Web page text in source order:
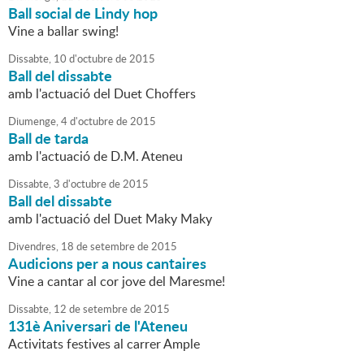
Ball social de Lindy hop
Vine a ballar swing!
Dissabte, 10 d'octubrede2015
Ball del dissabte
amb l'actuació del Duet Choffers
Diumenge,4d'octubrede2015
Ball de tarda
amb l'actuació de D.M. Ateneu
Dissabte,3 d'octubrede2015
Ball del dissabte
amb l'actuació del Duet Maky Maky
Divendres, 18 desetembrede2015
Audicions per a nous cantaires
Vine a cantar al cor jove del Maresme!
Dissabte, 12 desetembrede2015
131è Aniversari de l'Ateneu
Activitats festives al carrer Ample